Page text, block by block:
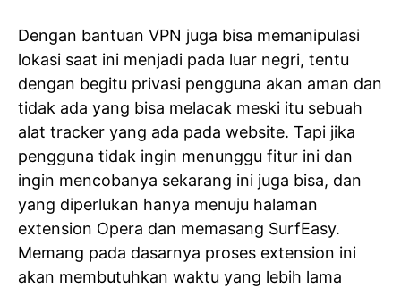
Dengan bantuan VPN juga bisa memanipulasi
lokasi saat ini menjadi pada luar negri, tentu
dengan begitu privasi pengguna akan aman dan
tidak ada yang bisa melacak meski itu sebuah
alat tracker yang ada pada website. Tapi jika
pengguna tidak ingin menunggu fitur ini dan
ingin mencobanya sekarang ini juga bisa, dan
yang diperlukan hanya menuju halaman
extension Opera dan memasang SurfEasy.
Memang pada dasarnya proses extension ini
akan membutuhkan waktu yang lebih lama